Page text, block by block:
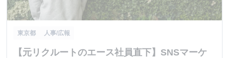
東京都 人事/広報
【元リクルートのエース社員直下】SNSマーケ